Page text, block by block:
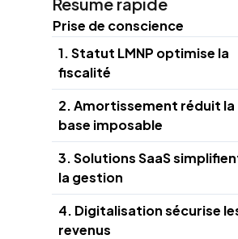
Prise de conscience
1. Statut LMNP optimise la
fiscalité
2. Amortissement réduit la
base imposable
3. Solutions SaaS
la gestion
4. Digitalisation sécurise
revenus